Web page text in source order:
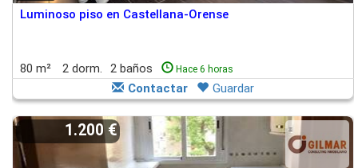
Luminoso piso en Castellana-Orense
80 m² 2 dorm. 2 baños Hace 6 horas
Contactar Guardar
1.200 €